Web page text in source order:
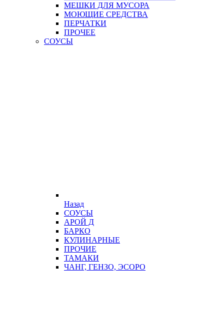
МЕШКИ ДЛЯ МУСОРА
МОЮЩИЕ СРЕДСТВА
ПЕРЧАТКИ
ПРОЧЕЕ
СОУСЫ
Назад
СОУСЫ
АРОЙ Д
БАРКО
КУЛИНАРНЫЕ
ПРОЧИЕ
ТАМАКИ
ЧАНГ, ГЕНЗО, ЭСОРО